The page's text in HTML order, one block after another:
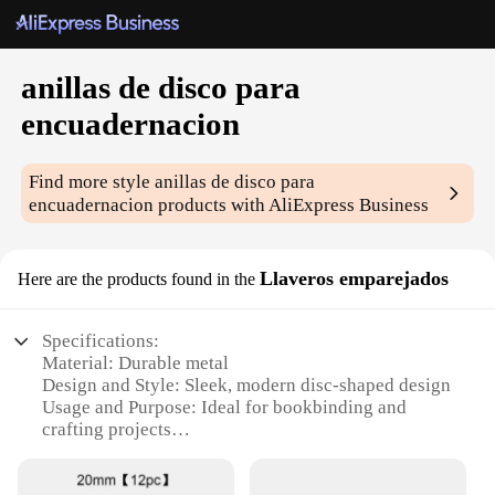
anillas de disco para
encuadernacion
Find more styleanillas de disco para
encuadernacion products with AliExpress Business
Here are the products found in the Llaveros emparejados
Specifications:
Material: Durable metal
Design and Style: Sleek, modern disc-shaped design
Usage and Purpose: Ideal for bookbinding and
crafting projects
Performance and Property: Sturdy and reliable for